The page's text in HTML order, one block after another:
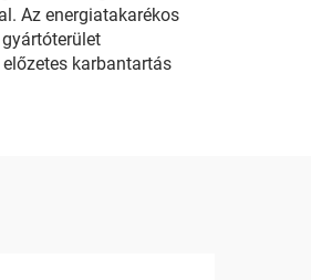
Az energiatakarékos
karbantartás